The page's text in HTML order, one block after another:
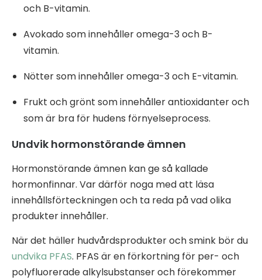
och B-vitamin.
Avokado som innehåller omega-3 och B-
vitamin.
Nötter som innehåller omega-3 och E-vitamin.
Frukt och grönt som innehåller antioxidanter och
som är bra för hudens förnyelseprocess.
Undvik hormonstörande ämnen
Hormonstörande ämnen kan ge så kallade
hormonfinnar. Var därför noga med att läsa
innehållsförteckningen och ta reda på vad olika
produkter innehåller.
När det häller hudvårdsprodukter och smink bör du
undvika PFAS. PFAS är en förkortning för per- och
polyfluorerade alkylsubstanser och förekommer